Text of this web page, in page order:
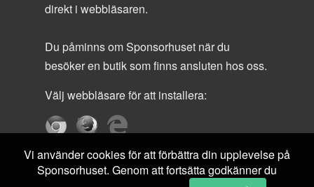
direkt i webbläsaren.
Du påminns om Sponsorhuset när du
besöker en butik som finns ansluten hos oss.
Välj webbläsare för att installera:
Vi använder cookies för att förbättra din upplevelse på
Sponsorhuset. Genom att fortsätta godkänner du